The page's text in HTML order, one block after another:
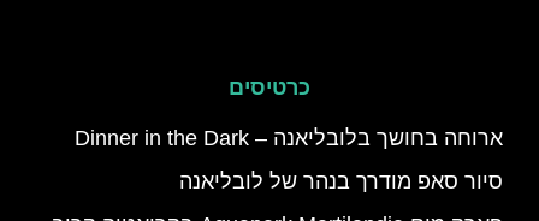
כרטיסים
ארוחה בחושך בלובליאנה – Dinner in the Dark
סיור סאפ מודרך בנהר של לובליאנה